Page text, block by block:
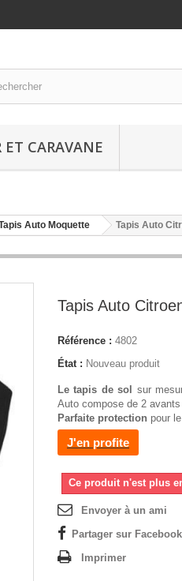
CARAVANE
Auto Moquette Tapis Auto
Tapis Auto
Référence : 4802
État : Nouveau produit
Le tapis de sol sur
Auto compose de 2
Parfaite protection pour
J'en profite
Ce produit n'est plus
Envoyer à un ami
Partager sur
Imprimer